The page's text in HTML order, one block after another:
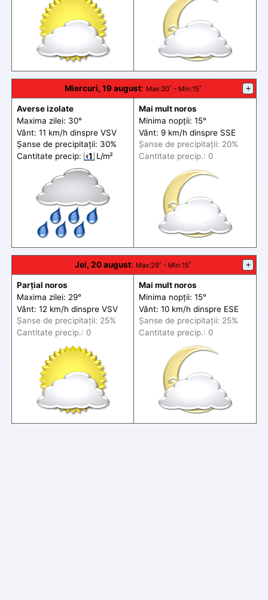
Miercuri, 19 august: Max:30˚ - Min:15˚ +
Averse izolate
Maxima zilei: 30°
Vânt: 11 km/h dinspre VSV
Șanse de precipitații: 30%
Cantitate precip: ‹1 L/m²
Mai mult noros
Minima nopții: 15°
Vânt: 9 km/h dinspre SSE
Șanse de precipitații: 20%
Cantitate precip.: 0
Joi, 20 august: Max:29˚ - Min:15˚ +
Parțial noros
Maxima zilei: 29°
Vânt: 12 km/h dinspre VSV
Șanse de precipitații: 25%
Cantitate precip.: 0
Mai mult noros
Minima nopții: 15°
Vânt: 10 km/h dinspre ESE
Șanse de precipitații: 25%
Cantitate precip.: 0